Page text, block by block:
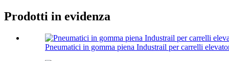
Prodotti in evidenza
Pneumatici in gomma piena Industrail per carrelli